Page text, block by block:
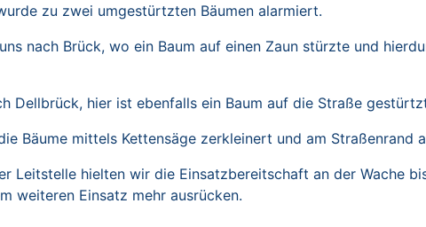
zu zwei umgestürtzten Bäumen alarmiert.
nach Brück, wo ein Baum auf einen Zaun stürzte und
Dellbrück, hier ist ebenfalls ein Baum auf die Straße
Bäume mittels Kettensäge zerkleinert und am Straßenrand
Leitstelle hielten wir die Einsatzbereitschaft an der Wache
weiteren Einsatz mehr ausrücken.